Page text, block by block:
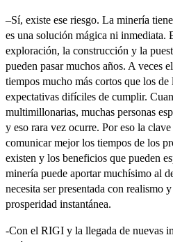
–Sí, existe ese riesgo. La minería
es una solución mágica ni inmediata.
exploración, la construcción y la
pueden pasar muchos años. A veces
tiempos mucho más cortos que los de
expectativas difíciles de cumplir.
multimillonarias, muchas personas
y eso rara vez ocurre. Por eso la
comunicar mejor los tiempos de los
existen y los beneficios que pueden
minería puede aportar muchísimo al
necesita ser presentada con realismo
prosperidad instantánea.
-Con el RIGI y la llegada de nuevas